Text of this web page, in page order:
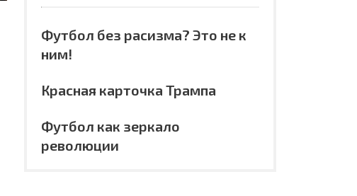
Футбол без расизма? Это не к
ним!
Красная карточка Трампа
Футбол как зеркало
революции